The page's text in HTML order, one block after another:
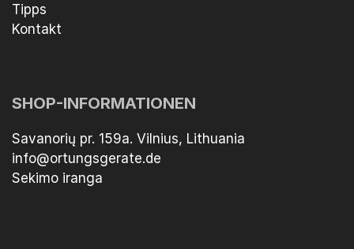
Tipps
Kontakt
SHOP-INFORMATIONEN
Savanorių pr. 159a. Vilnius, Lithuania
info@ortungsgerate.de
Sekimo iranga